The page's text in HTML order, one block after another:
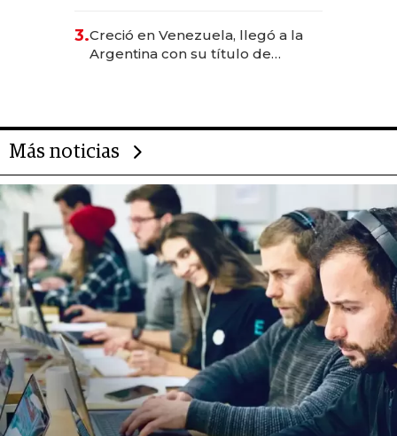
3.Creció en Venezuela, llegó a la
Argentina con su título de
Más noticias